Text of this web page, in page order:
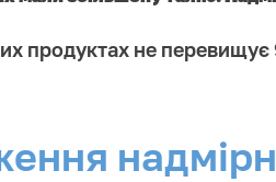
продуктах не